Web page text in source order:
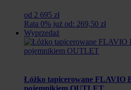
od 2 695 zł
Rata 0% już od: 269,50 zł
Wyprzedaż
Łóżko tapicerowane FLAVIO